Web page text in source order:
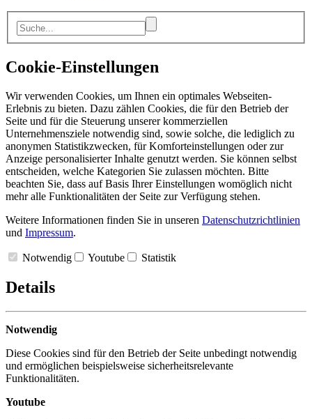
Cookie-Einstellungen
Wir verwenden Cookies, um Ihnen ein optimales Webseiten-
Erlebnis zu bieten. Dazu zählen Cookies, die für den Betrieb der
Seite und für die Steuerung unserer kommerziellen
Unternehmensziele notwendig sind, sowie solche, die lediglich zu
anonymen Statistikzwecken, für Komforteinstellungen oder zur
Anzeige personalisierter Inhalte genutzt werden. Sie können selbst
entscheiden, welche Kategorien Sie zulassen möchten. Bitte
beachten Sie, dass auf Basis Ihrer Einstellungen womöglich nicht
mehr alle Funktionalitäten der Seite zur Verfügung stehen.
Weitere Informationen finden Sie in unseren Datenschutzrichtlinien
und Impressum.
Notwendig Youtube Statistik
Details
Notwendig
Diese Cookies sind für den Betrieb der Seite unbedingt notwendig
und ermöglichen beispielsweise sicherheitsrelevante
Funktionalitäten.
Youtube